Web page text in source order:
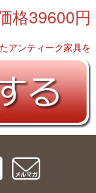
格39600円
アンティーク家具を